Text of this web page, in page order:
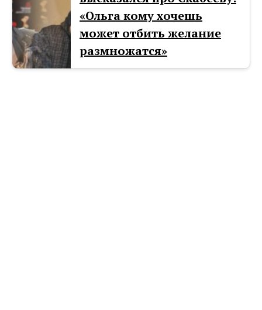
«Ольга кому хочешь
может отбить желание
размножатся»